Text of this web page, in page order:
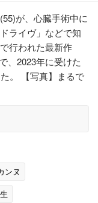
が、心臓手術中に
ライヴ」などで知
行われた最新作
、2023年に受けた
。 【写真】まるで
ンヌ